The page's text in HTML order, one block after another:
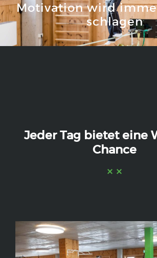
Motivation wird
schlagen
Jeder Tag bietet eine
Chance